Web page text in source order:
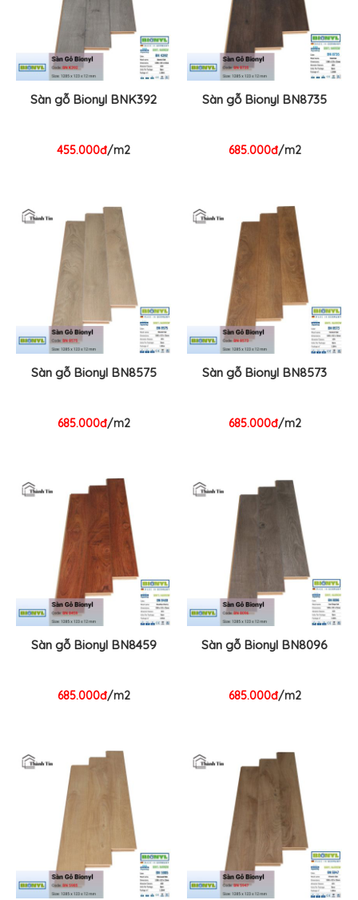
Sàn gỗ Bionyl BNK392
455.000đ/m2
Sàn gỗ Bionyl BN8735
685.000đ/m2
Sàn gỗ Bionyl BN8575
685.000đ/m2
Sàn gỗ Bionyl BN8573
685.000đ/m2
Sàn gỗ Bionyl BN8459
685.000đ/m2
Sàn gỗ Bionyl BN8096
685.000đ/m2